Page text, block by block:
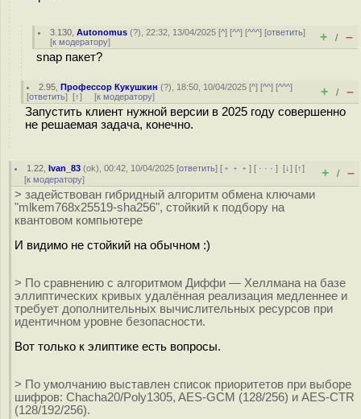
3.130 ,Autonomus (?), 22:32, 13/04/2025 [^] [^^] [^^^] [ответить]
[к модератору] + / –
snap пакет?
2.95 ,Профессор Кукушкин (?), 18:50, 10/04/2025 [^] [^^] [^^^]
[ответить] [↑] [к модератору] + / –
Запустить клиент нужной версии в 2025 году совершенно
не решаемая задача, конечно.
1.22 ,Ivan_83 (ok), 00:42, 10/04/2025 [ответить] [ ﹢﹢﹢] [ · · ·][↓] [↑]
[к модератору] + / –
> задействован гибридный алгоритм обмена ключами
"mlkem768x25519-sha256", стойкий к подбору на
квантовом компьютере
И видимо не стойкий на обычном :)
> По сравнению с алгоритмом Диффи — Хеллмана на базе
эллиптических кривых удалённая реализация медленнее и
требует дополнительных вычислительных ресурсов при
идентичном уровне безопасности.
Вот только к элиптике есть вопросы.
> По умолчанию выставлен список приоритетов при выборе
шифров: Chacha20/Poly1305, AES-GCM (128/256) и AES-CTR
(128/192/256).